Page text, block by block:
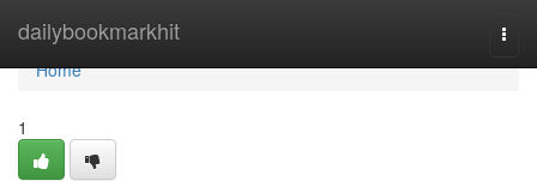
dailybookmarkhit
Home
Home
1